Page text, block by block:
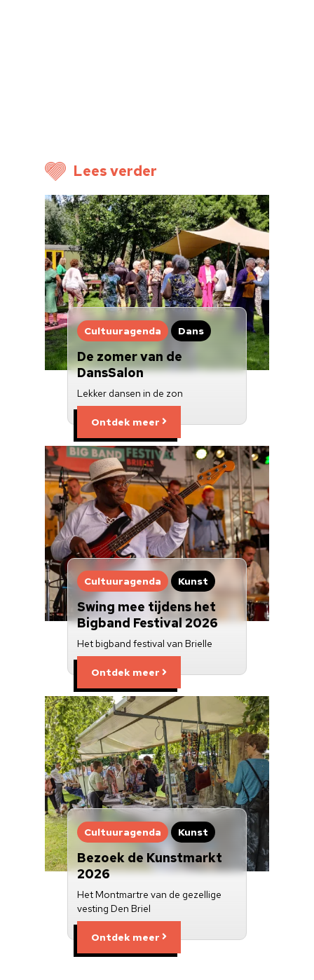
Lees verder
Cultuuragenda Dans
De zomer van de
DansSalon
Lekker dansen in de zon
Ontdek meer
Cultuuragenda Kunst
Swing mee tijdens het
Bigband Festival 2026
Het bigband festival van Brielle
Ontdek meer
Cultuuragenda Kunst
Bezoek de Kunstmarkt
2026
Het Montmartre van de gezellige
vesting Den Briel
Ontdek meer
Nieuwsbrief
Doneren